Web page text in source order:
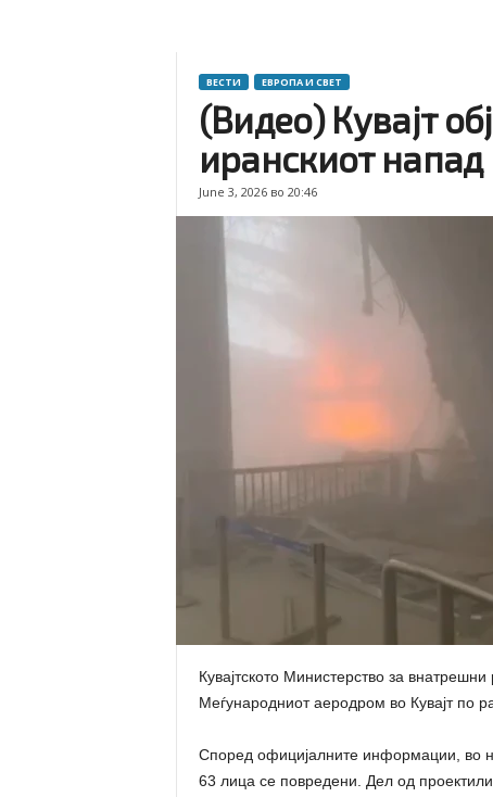
ВЕСТИ ЕВРОПА И СВЕТ
(Видео) Кувајт
иранскиот напад
June 3, 2026 во 20:46
Кувајтското Министерство за
Меѓународниот аеродром во Кувајт по
Според официјалните информации, во
63 лица се повредени. Дел од